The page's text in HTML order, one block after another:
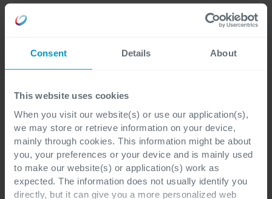
Consent Details About
This website uses cookies
When you visit our website(s) or use our application(s),
we may store or retrieve information on your device,
mainly through cookies. This information might be about
you, your preferences or your device and is mainly used
to make our website(s) or application(s) work as
expected. The information does not usually identify you
directly, but it can give you a more personalized web
Achternaam*